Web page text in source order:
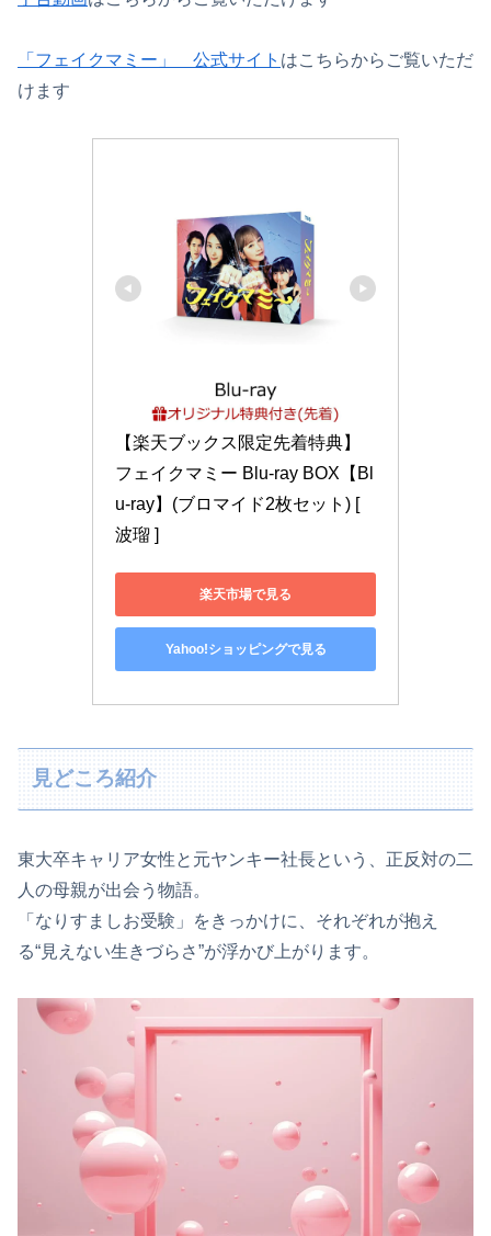
「フェイクマミー」 公式サイト はこちらからご覧いただ
けます
【楽天ブックス限定先着特典】
フェイクマミー Blu-ray BOX【Bl
u-ray】(ブロマイド2枚セット) [
波瑠 ]
楽天市場で見る
Yahoo!ショッピングで見る
見どころ紹介
東大卒キャリア女性と元ヤンキー社長という、正反対の二
人の母親が出会う物語。
「なりすましお受験」をきっかけに、それぞれが抱え
る“見えない生きづらさ”が浮かび上がります。